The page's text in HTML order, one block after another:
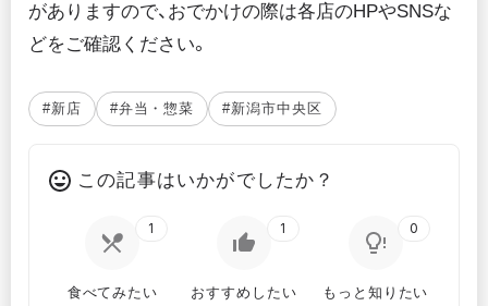
がありますので、おでかけの際は各店のHPやSNSな
どをご確認ください。
#新店 #弁当・惣菜 #新潟市中央区
この記事はいかがでしたか？
食べてみたい
1
おすすめしたい
1
もっと知りたい
0